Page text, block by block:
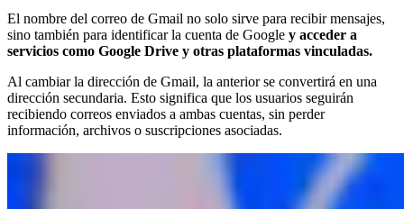
El nombre del correo de Gmail no solo sirve para recibir mensajes,
sino también para identificar la cuenta de Google y acceder a
servicios como Google Drive y otras plataformas vinculadas.
Al cambiar la dirección de Gmail, la anterior se convertirá en una
dirección secundaria. Esto significa que los usuarios seguirán
recibiendo correos enviados a ambas cuentas, sin perder
información, archivos o suscripciones asociadas.